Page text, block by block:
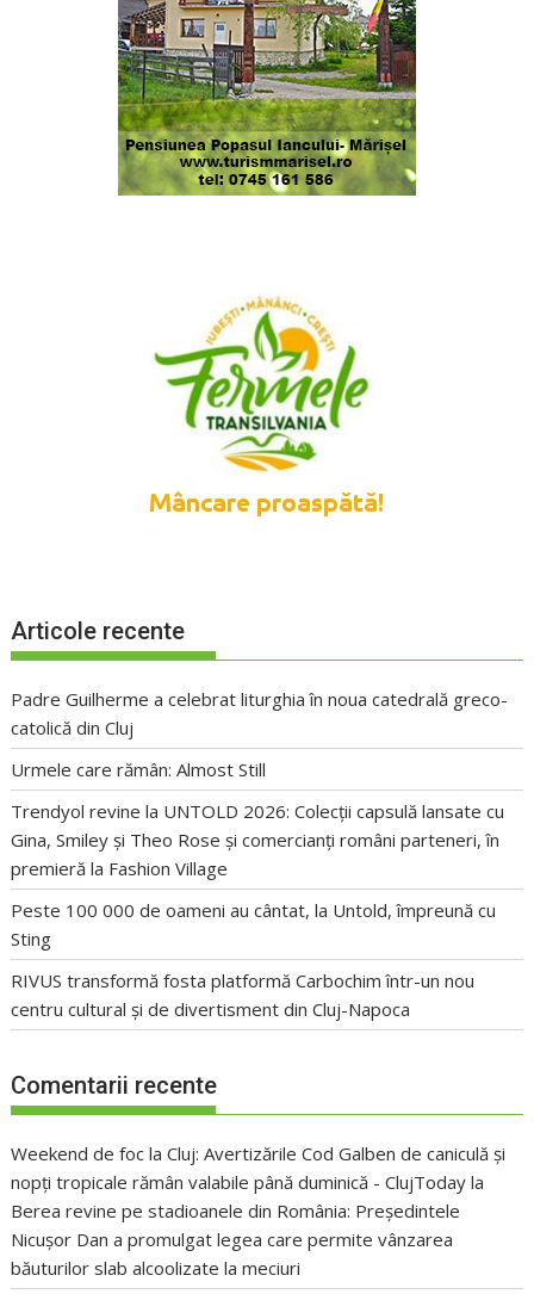
Articole recente
Padre Guilherme a celebrat liturghia în noua catedrală greco-
catolică din Cluj
Urmele care rămân: Almost Still
Trendyol revine la UNTOLD 2026: Colecții capsulă lansate cu
Gina, Smiley și Theo Rose și comercianți români parteneri, în
premieră la Fashion Village
Peste 100 000 de oameni au cântat, la Untold, împreună cu
Sting
RIVUS transformă fosta platformă Carbochim într-un nou
centru cultural și de divertisment din Cluj-Napoca
Comentarii recente
Weekend de foc la Cluj: Avertizările Cod Galben de caniculă și
nopți tropicale rămân valabile până duminică - ClujToday la
Berea revine pe stadioanele din România: Președintele
Nicușor Dan a promulgat legea care permite vânzarea
băuturilor slab alcoolizate la meciuri